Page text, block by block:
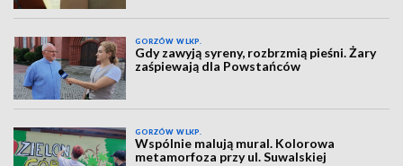
GORZÓW WLKP.
Gdy zawyją syreny, rozbrzmią pieśni. Żary
zaśpiewają dla Powstańców
GORZÓW WLKP.
Wspólnie malują mural. Kolorowa
metamorfoza przy ul. Suwalskiej